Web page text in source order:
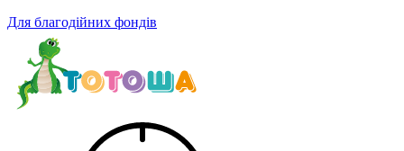
Для благодійних фондів